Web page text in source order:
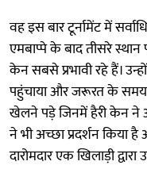
वह इस बार टूर्नामेंट में
एमबाप्पे के बाद तीसरे स्थान
केन सबसे प्रभावी रहे हैं।
पहुंचाया और जरूरत के
खेलने पड़े जिनमें हैरी केन ने
ने भी अच्छा प्रदर्शन किया
दारोमदार एक खिलाड़ी